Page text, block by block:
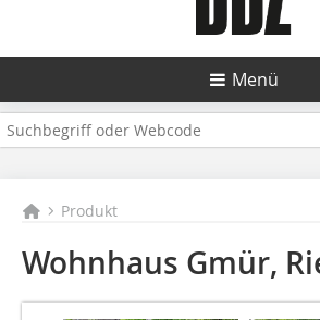
Menü
Produkt
Wohnhaus Gmür,